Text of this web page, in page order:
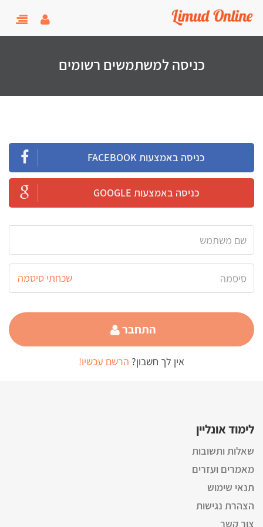
menu
כניסה למשתמשים רשומים
כניסה באמצעות FACEBOOK
כניסה באמצעות GOOGLE
שכחתי סיסמה
התחבר
אין לך חשבון? הרשם עכשיו!
לימוד אונליין
שאלות ותשובות
מאמרים ועזרים
תנאי שימוש
הצהרת נגישות
צור קשר